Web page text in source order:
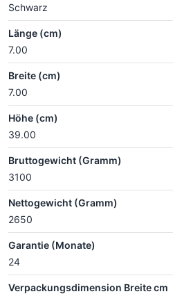
Schwarz
Länge (cm)
7.00
Breite (cm)
7.00
Höhe (cm)
39.00
Bruttogewicht (Gramm)
3100
Nettogewicht (Gramm)
2650
Garantie (Monate)
24
Verpackungsdimension Breite cm